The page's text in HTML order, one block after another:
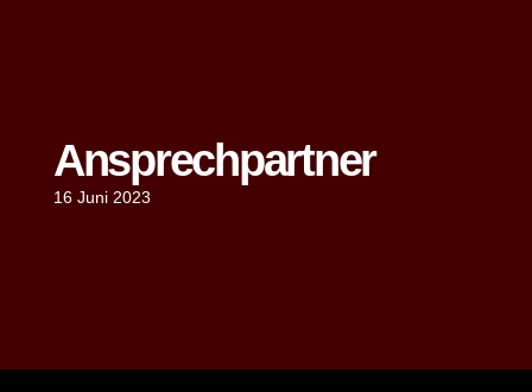
Ansprechpartner
16 Juni 2023